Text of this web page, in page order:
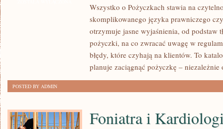
Wszystko o Pożyczkach stawia na
skomplikowanego języka prawniczego
otrzymuje jasne wyjaśnienia, od podstaw
pożyczki, na co zwracać uwagę w
błędy, które czyhają na klientów. To
planuje zaciągnąć pożyczkę – niezależnie
POSTED BY ADMIN
Foniatra i